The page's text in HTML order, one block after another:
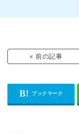
« 前の記事